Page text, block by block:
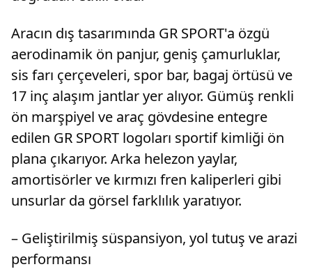
Aracın dış tasarımında GR SPORT'a özgü
aerodinamik ön panjur, geniş çamurluklar,
sis farı çerçeveleri, spor bar, bagaj örtüsü ve
17 inç alaşım jantlar yer alıyor. Gümüş renkli
ön marşpiyel ve araç gövdesine entegre
edilen GR SPORT logoları sportif kimliği ön
plana çıkarıyor. Arka helezon yaylar,
amortisörler ve kırmızı fren kaliperleri gibi
unsurlar da görsel farklılık yaratıyor.
– Geliştirilmiş süspansiyon, yol tutuş ve arazi
performansı